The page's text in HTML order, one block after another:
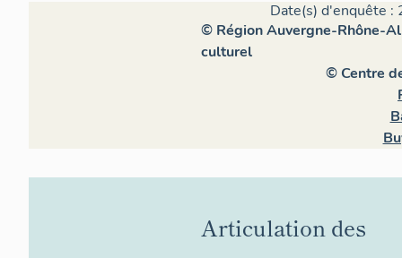
Date(s) d'enquête :
© Région Auvergne-Rhône-
culturel
© Centre
Articulation des